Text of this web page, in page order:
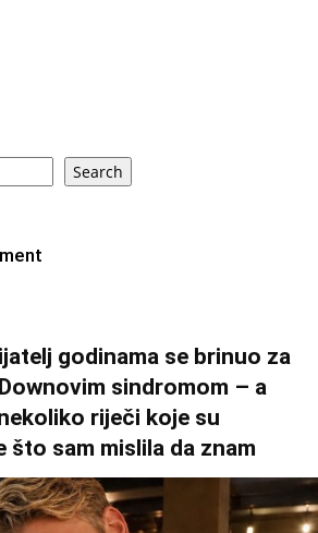
Search
godinama se brinuo za
sindromom – a
riječi koje su
što sam mislila da znam